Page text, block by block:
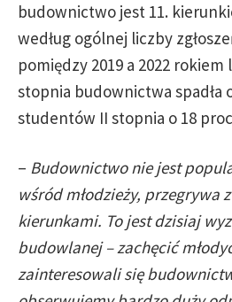
budownictwo jest 11.
według ogólnej liczby
pomiędzy 2019 a 2022
stopnia budownictwa spadła
studentów II stopnia o 18
– Budownictwo nie jest
wśród młodzieży, przegrywa
kierunkami. To jest dzisiaj
budowlanej – zachęcić
zainteresowali się